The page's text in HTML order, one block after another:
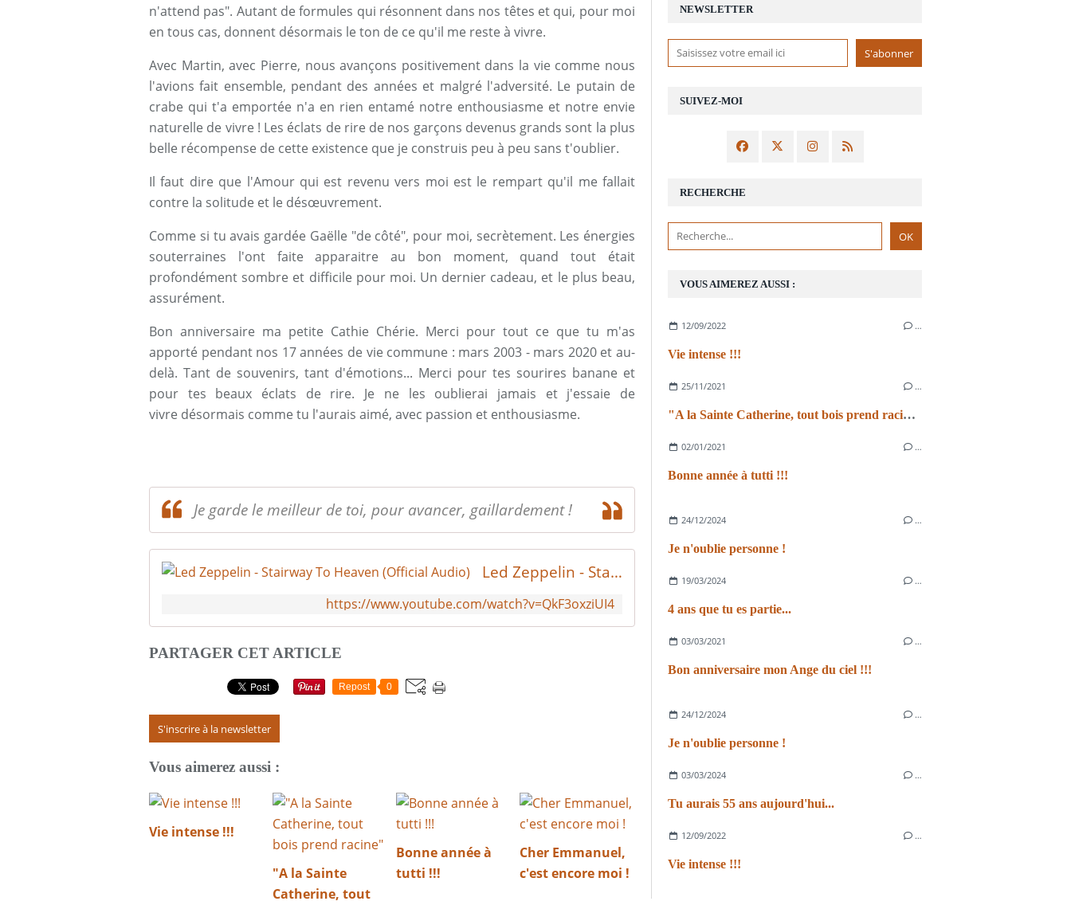
n'attend pas". Autant de formules qui résonnent dans nos têtes et qui, pour moi
en tous cas, donnent désormais le ton de ce qu'il me reste à vivre.
Avec Martin, avec Pierre, nous avançons positivement dans la vie comme nous
l'avions fait ensemble, pendant des années et malgré l'adversité. Le putain de
crabe qui t'a emportée n'a en rien entamé notre enthousiasme et notre envie
naturelle de vivre ! Les éclats de rire de nos garçons devenus grands sont la plus
belle récompense de cette existence que je construis peu à peu sans t'oublier.
Il faut dire que l'Amour qui est revenu vers moi est le rempart qu'il me fallait
contre la solitude et le désœuvrement.
Comme si tu avais gardée Gaëlle "de côté", pour moi, secrètement. Les énergies
souterraines l'ont faite apparaitre au bon moment, quand tout était
profondément sombre et difficile pour moi. Un dernier cadeau, et le plus beau,
assurément.
Bon anniversaire ma petite Cathie Chérie. Merci pour tout ce que tu m'as
apporté pendant nos 17 années de vie commune : mars 2003 - mars 2020 et au-
delà. Tant de souvenirs, tant d'émotions... Merci pour tes sourires banane et
pour tes beaux éclats de rire. Je ne les oublierai jamais et j'essaie de
vivre désormais comme tu l'aurais aimé, avec passion et enthousiasme.
Je garde le meilleur de toi, pour avancer, gaillardement !
Led Zeppelin - Stairway To Heaven (Official Audio)
https://www.youtube.com/watch?v=QkF3oxziUI4
PARTAGER CET ARTICLE
Repost 0
S'inscrire à la newsletter
Vous aimerez aussi :
Vie intense !!!
"A la Sainte
Catherine, tout
Bonne année à
tutti !!!
Cher Emmanuel,
c'est encore moi !
NEWSLETTER
SUIVEZ-MOI
RECHERCHE
VOUS AIMEREZ AUSSI :
12/09/2022 …
Vie intense !!!
25/11/2021 …
"A la Sainte Catherine, tout bois prend racine"
02/01/2021 …
Bonne année à tutti !!!
24/12/2024 …
Je n'oublie personne !
19/03/2024 …
4 ans que tu es partie...
03/03/2021 …
Bon anniversaire mon Ange du ciel !!!
24/12/2024 …
Je n'oublie personne !
03/03/2024 …
Tu aurais 55 ans aujourd'hui...
12/09/2022 …
Vie intense !!!